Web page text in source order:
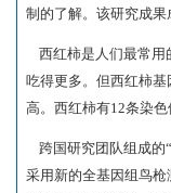
制的了解。该研究成果
西红柿是人们最常用
吃得更多。但西红柿
高。西红柿有12条染
跨国研究团队组成的
采用新的全基因组鸟